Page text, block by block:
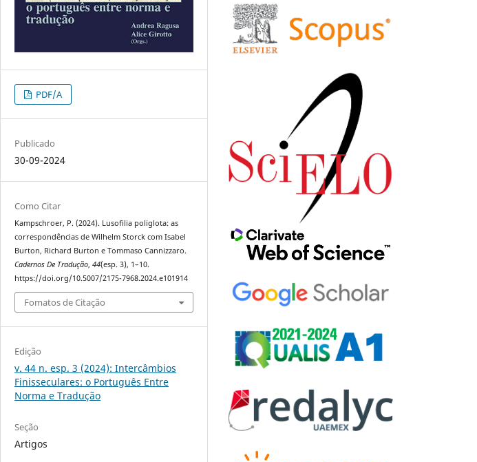
PDF/A
Publicado
30-09-2024
Como Citar
Kampschroer, P. (2024). Lusofilia poliglota: as
correspondências de Wilhelm Storck com Isabel
Burton, Richard Burton e Tommaso Cannizzaro.
Cadernos De Tradução,44(esp. 3), 1–10.
https://doi.org/10.5007/2175-7968.2024.e101914
Fomatos de Citação
Edição
v. 44 n. esp. 3 (2024): Intercâmbios
Finisseculares: o Português Entre
Norma e Tradução
Seção
Artigos